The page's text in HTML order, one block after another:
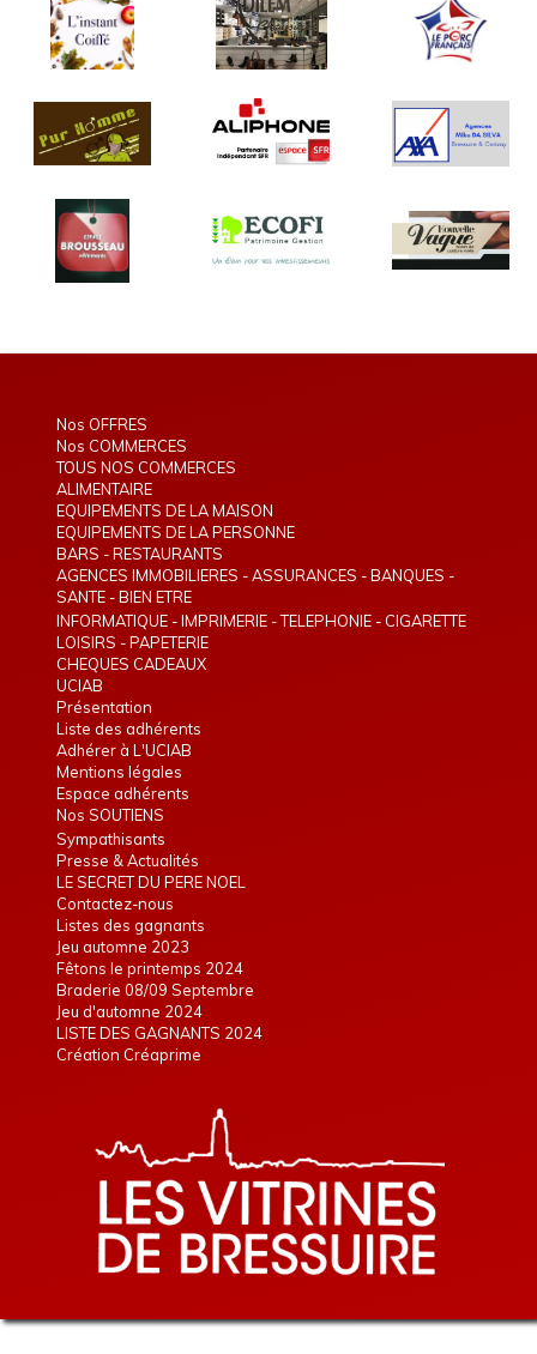
Nos OFFRES
Nos COMMERCES
TOUS NOS COMMERCES
ALIMENTAIRE
EQUIPEMENTS DE LA MAISON
EQUIPEMENTS DE LA PERSONNE
BARS - RESTAURANTS
AGENCES IMMOBILIERES - ASSURANCES - BANQUES -
TELEPHONIE - INTERIM
SANTE - BIEN ETRE
INFORMATIQUE - IMPRIMERIE - TELEPHONIE - CIGARETTE
ELECTRONIQUE
LOISIRS - PAPETERIE
CHEQUES CADEAUX
UCIAB
Présentation
Liste des adhérents
Adhérer à L'UCIAB
Mentions légales
Espace adhérents
Nos SOUTIENS
Sympathisants
Presse & Actualités
LE SECRET DU PERE NOEL
Contactez-nous
Listes des gagnants
Jeu automne 2023
Fêtons le printemps 2024
Braderie 08/09 Septembre
Jeu d'automne 2024
LISTE DES GAGNANTS 2024
Création Créaprime